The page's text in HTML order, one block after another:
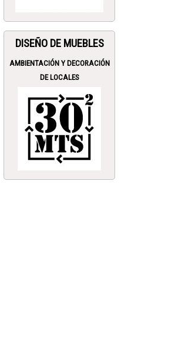
DISEÑO DE MUEBLES
AMBIENTACIÓN Y DECORACIÓN
DE LOCALES